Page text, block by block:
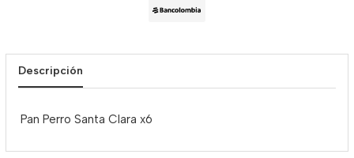
Descripción
Pan Perro Santa Clara x6